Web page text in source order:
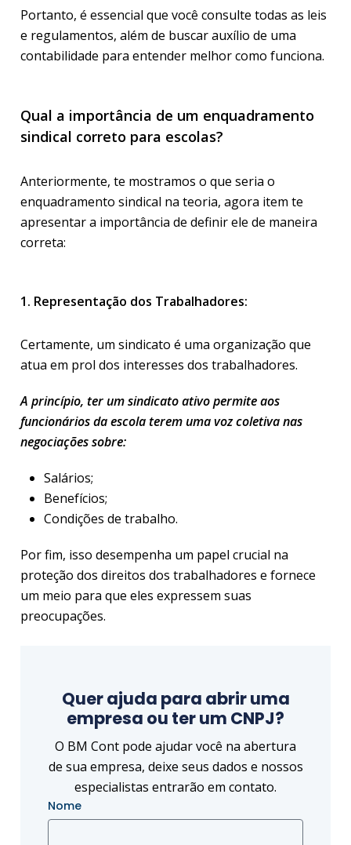
Portanto, é essencial que você consulte todas as leis
e regulamentos, além de buscar auxílio de uma
contabilidade para entender melhor como funciona.
Qual a importância de um enquadramento
sindical correto para escolas?
Anteriormente, te mostramos o que seria o
enquadramento sindical na teoria, agora item te
apresentar a importância de definir ele de maneira
correta:
1. Representação dos Trabalhadores:
Certamente, um sindicato é uma organização que
atua em prol dos interesses dos trabalhadores.
A princípio, ter um sindicato ativo permite aos
funcionários da escola terem uma voz coletiva nas
negociações sobre:
Salários;
Benefícios;
Condições de trabalho.
Por fim, isso desempenha um papel crucial na
proteção dos direitos dos trabalhadores e fornece
um meio para que eles expressem suas
preocupações.
Quer ajuda para abrir uma
empresa ou ter um CNPJ?
O BM Cont pode ajudar você na abertura
de sua empresa, deixe seus dados e nossos
especialistas entrarão em contato.
Nome